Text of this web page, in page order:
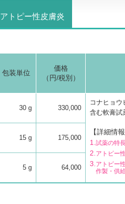
アトピー性皮膚炎
包装単位
価格
（円/税別）
30 g 330,000
コナヒョウ
含む軟膏試
【詳細情
1. 試薬の特
2. アトピー
3. アトピー
作製・供
15 g 175,000
5 g 64,000